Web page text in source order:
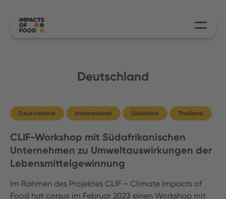
Deutschland
Deutschland International Südafrika Thailand
CLIF-Workshop mit Südafrikanischen
Unternehmen zu Umweltauswirkungen der
Lebensmittelgewinnung
Im Rahmen des Projektes CLIF – Climate Impacts of
Food hat corsus im Februar 2023 einen Workshop mit